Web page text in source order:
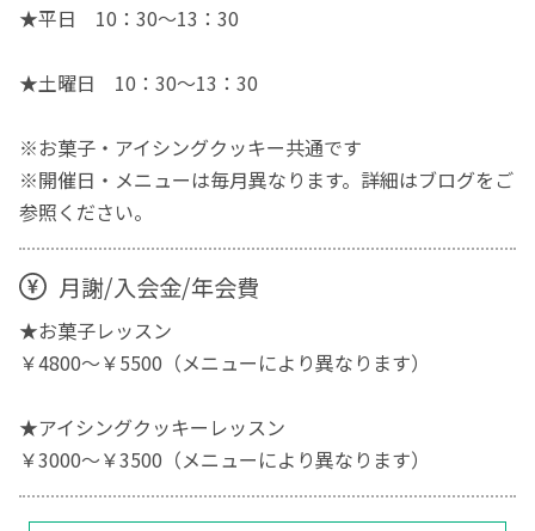
★平日 10：30～13：30
★土曜日 10：30～13：30
※お菓子・アイシングクッキー共通です
※開催日・メニューは毎月異なります。詳細はブログをご
参照ください。
月謝/入会金/年会費
★お菓子レッスン
￥4800～￥5500（メニューにより異なります）
★アイシングクッキーレッスン
￥3000～￥3500（メニューにより異なります）